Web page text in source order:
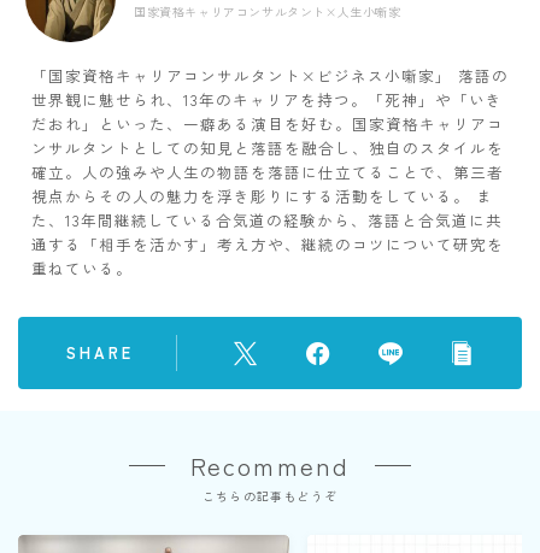
国家資格キャリアコンサルタント×人生小噺家
「国家資格キャリアコンサルタント×ビジネス小噺家」 落語の
世界観に魅せられ、13年のキャリアを持つ。「死神」や「いき
だおれ」といった、一癖ある演目を好む。国家資格キャリアコ
ンサルタントとしての知見と落語を融合し、独自のスタイルを
確立。人の強みや人生の物語を落語に仕立てることで、第三者
視点からその人の魅力を浮き彫りにする活動をしている。 ま
た、13年間継続している合気道の経験から、落語と合気道に共
通する「相手を活かす」考え方や、継続のコツについて研究を
重ねている。
SHARE
Recommend
こちらの記事もどうぞ